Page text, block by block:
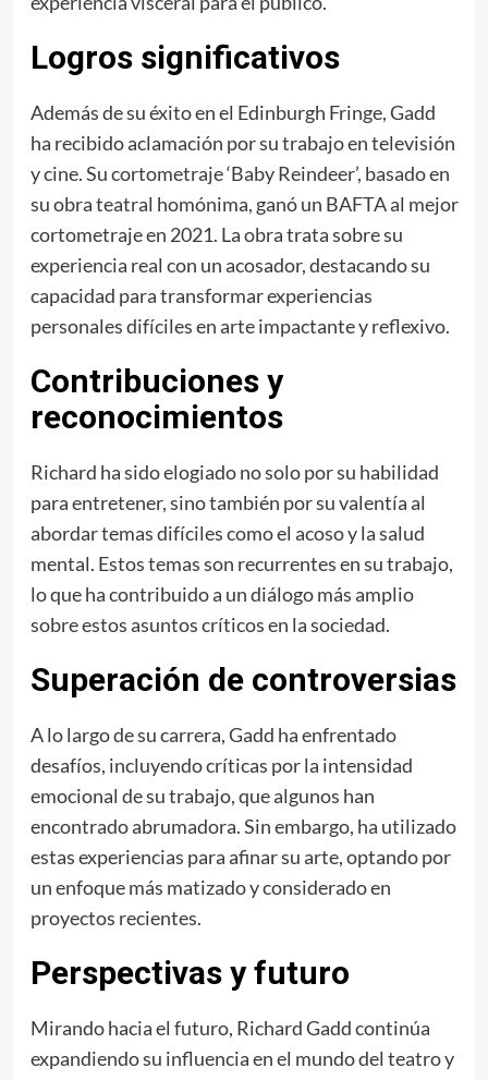
Logros significativos
Además de su éxito en el Edinburgh Fringe, Gadd
ha recibido aclamación por su trabajo en televisión
y cine. Su cortometraje ‘Baby Reindeer’, basado en
su obra teatral homónima, ganó un BAFTA al mejor
cortometraje en 2021. La obra trata sobre su
experiencia real con un acosador, destacando su
capacidad para transformar experiencias
personales difíciles en arte impactante y reflexivo.
Contribuciones y
reconocimientos
Richard ha sido elogiado no solo por su habilidad
para entretener, sino también por su valentía al
abordar temas difíciles como el acoso y la salud
mental. Estos temas son recurrentes en su trabajo,
lo que ha contribuido a un diálogo más amplio
sobre estos asuntos críticos en la sociedad.
Superación de controversias
A lo largo de su carrera, Gadd ha enfrentado
desafíos, incluyendo críticas por la intensidad
emocional de su trabajo, que algunos han
encontrado abrumadora. Sin embargo, ha utilizado
estas experiencias para afinar su arte, optando por
un enfoque más matizado y considerado en
proyectos recientes.
Perspectivas y futuro
Mirando hacia el futuro, Richard Gadd continúa
expandiendo su influencia en el mundo del teatro y